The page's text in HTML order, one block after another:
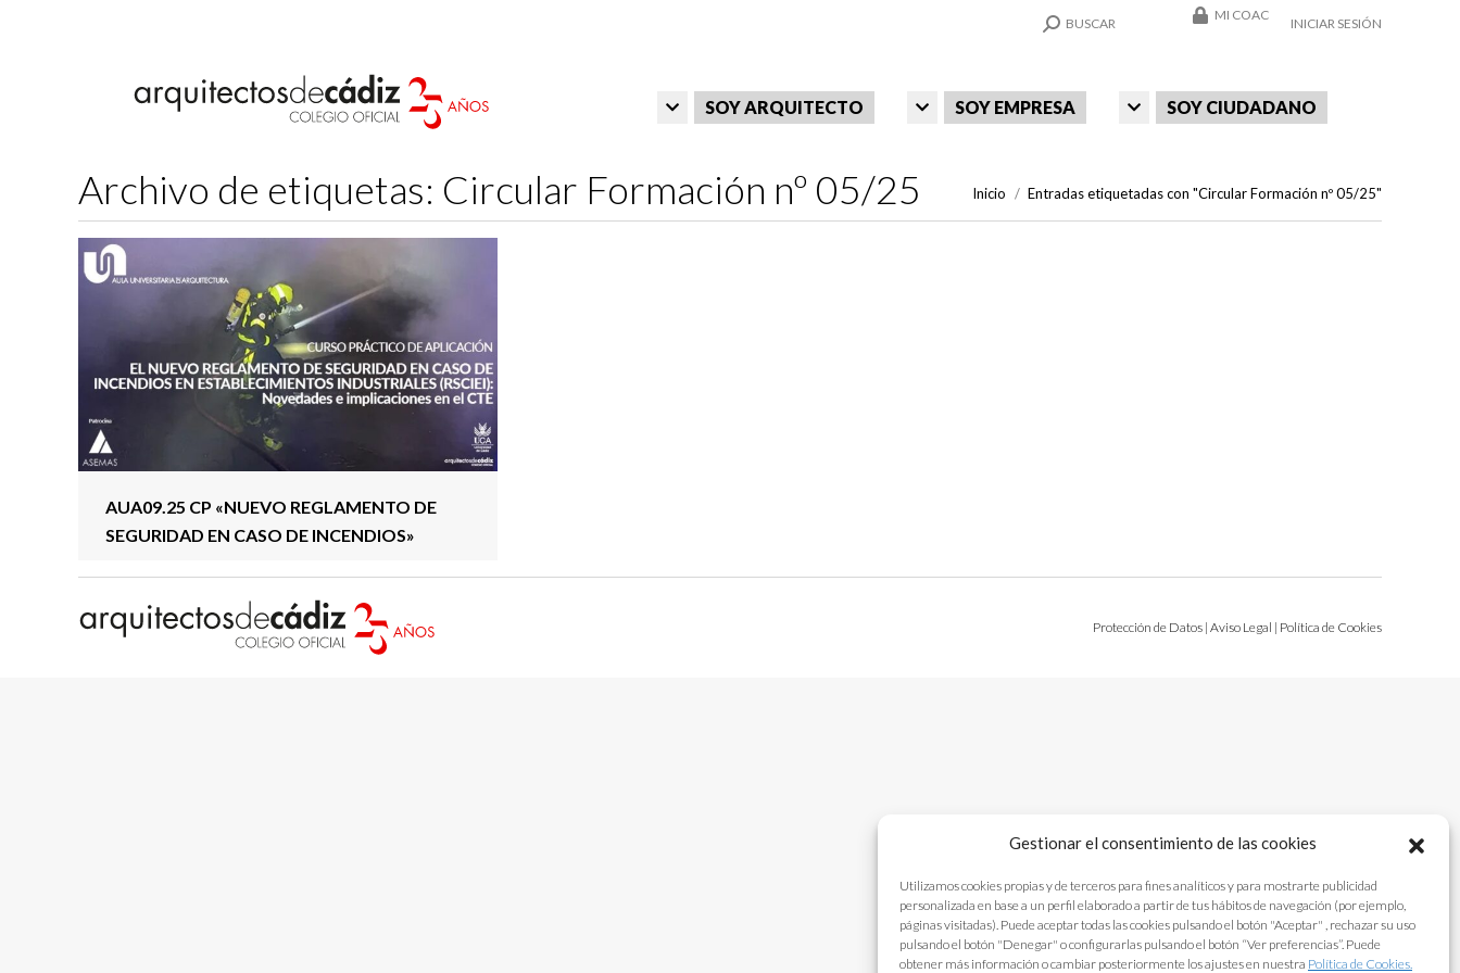
Gestionar el consentimiento de las cookies
Utilizamos cookies propias y de terceros para fines analíticos y para mostrarte publicidad
personalizada en base a un perfil elaborado a partir de tus hábitos de navegación (por ejemplo,
páginas visitadas). Puede aceptar todas las cookies pulsando el botón "Aceptar" , rechazar su uso
pulsando el botón "Denegar" o configurarlas pulsando el botón “Ver preferencias”. Puede
obtener más información o cambiar posteriormente los ajustes en nuestra Política de Cookies.
SEARCH:
BUSCAR
MI COAC
INICIAR SESIÓN
SOY ARQUITECTO SOY EMPRESA SOY CIUDADANO
Archivo de etiquetas: Circular Formación nº 05/25 Estás aquí:
Inicio Entradas etiquetadas con "Circular Formación nº 05/25"
AUA09.25 CP «NUEVO REGLAMENTO DE
SEGURIDAD EN CASO DE INCENDIOS»
Protección de Datos | Aviso Legal | Política de Cookies